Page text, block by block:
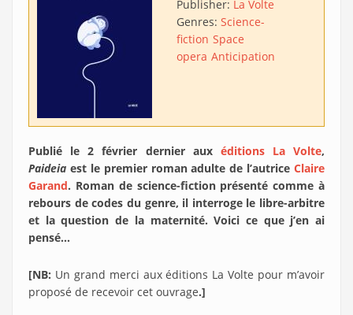
Publisher: La Volte
Genres: Science-
fiction Space
opera Anticipation
Publié le 2 février dernier aux éditions La Volte,
Paideia est le premier roman adulte de l’autrice Claire
Garand. Roman de science-fiction présenté comme à
rebours de codes du genre, il interroge le libre-arbitre
et la question de la maternité. Voici ce que j’en ai
pensé…
[NB: Un grand merci aux éditions La Volte pour m’avoir
proposé de recevoir cet ouvrage.]